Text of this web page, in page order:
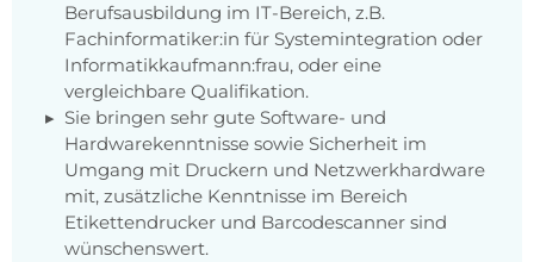
Berufsausbildung im IT-Bereich, z.B.
Fachinformatiker:in für Systemintegration oder
Informatikkaufmann:frau, oder eine
vergleichbare Qualifikation.
Sie bringen sehr gute Software- und
Hardwarekenntnisse sowie Sicherheit im
Umgang mit Druckern und Netzwerkhardware
mit, zusätzliche Kenntnisse im Bereich
Etikettendrucker und Barcodescanner sind
wünschenswert.